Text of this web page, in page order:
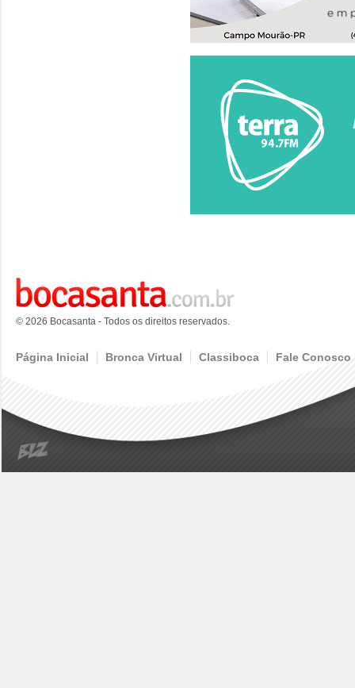
© 2026 Bocasanta - Todos os direitos reservados.
Página Inicial Bronca Virtual Classiboca Fale Conosco